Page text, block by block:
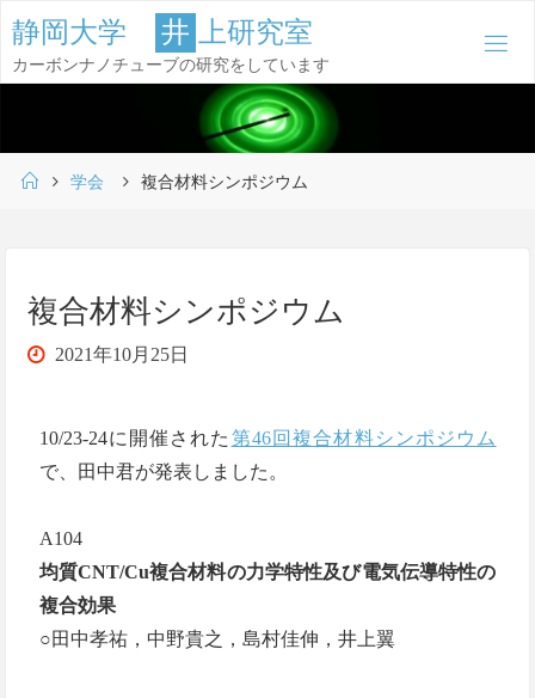
コ
ン
テ
ツ
静岡大学 井 上研究室
カーボンナノチューブの研究をしています
ホ
学会 複合材料シンポジウム
複合材料シンポジウム
2021年10月25日
10/23-24に開催された 第46回複合材料シンポジウム
で、田中君が発表しました。
A104
均質CNT/Cu複合材料の力学特性及び電気伝導特性の
複合効果
○田中孝祐，中野貴之，島村佳伸，井上翼